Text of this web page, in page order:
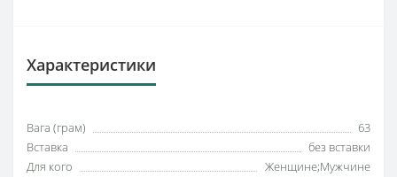
Характеристики
Вага (грам)
63
Вставка
без вставки
Для кого
Женщине;Мужчине